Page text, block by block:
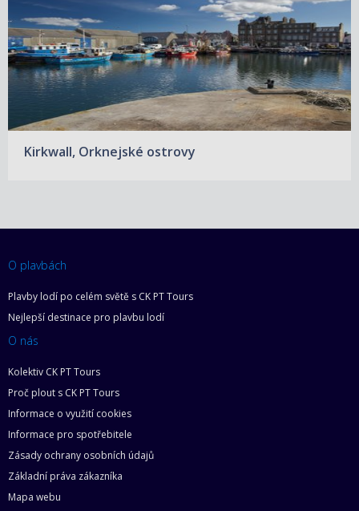
Kirkwall, Orknejské ostrovy
O plavbách
Plavby lodí po celém světě s CK PT Tours
Nejlepší destinace pro plavbu lodí
O nás
Kolektiv CK PT Tours
Proč plout s CK PT Tours
Informace o využití cookies
Informace pro spotřebitele
Zásady ochrany osobních údajů
Základní práva zákazníka
Mapa webu